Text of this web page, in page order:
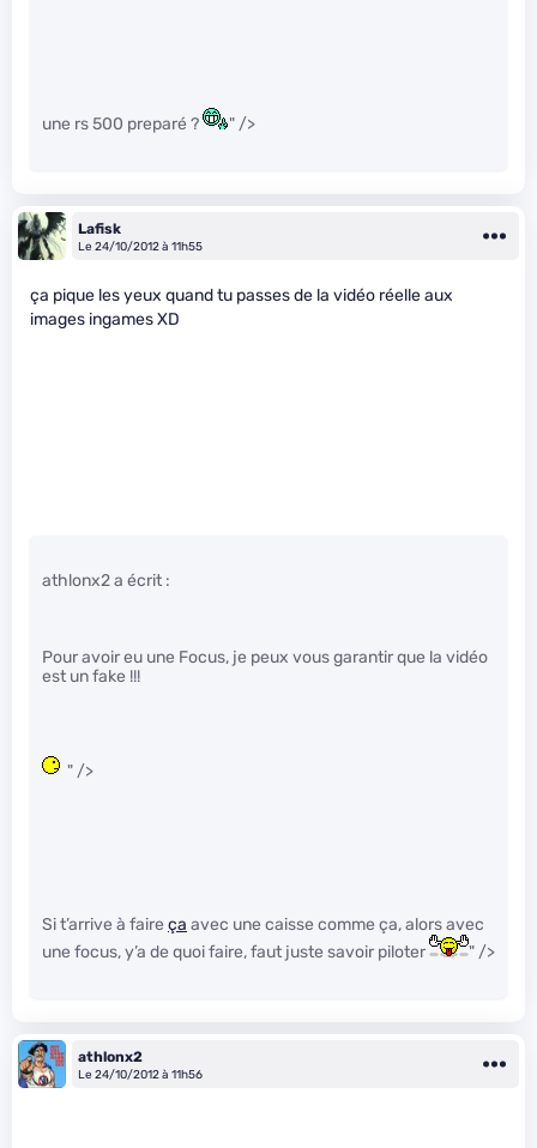
une rs 500 preparé ? " />
Lafisk
Le 24/10/2012 à 11h55
ça pique les yeux quand tu passes de la vidéo réelle aux
images ingames XD
athlonx2 a écrit :
Pour avoir eu une Focus, je peux vous garantir que la vidéo
est un fake !!!
" />
Si t’arrive à faire ça avec une caisse comme ça, alors avec
une focus, y’a de quoi faire, faut juste savoir piloter
" />
athlonx2
Le 24/10/2012 à 11h56